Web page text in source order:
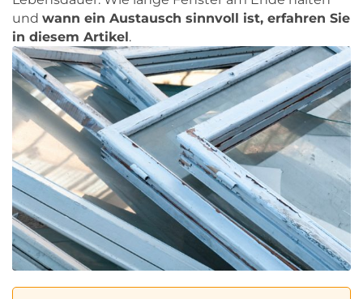
und wann ein Austausch sinnvoll ist, erfahren Sie
in diesem Artikel.